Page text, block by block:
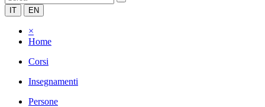
IT EN
×
Home
Corsi
Insegnamenti
Persone